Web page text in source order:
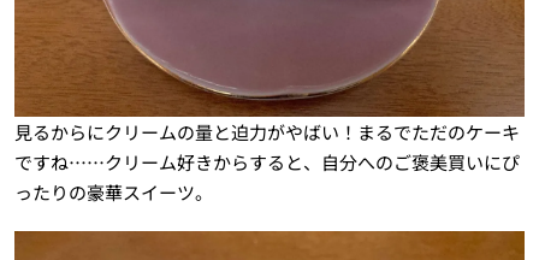
見るからにクリームの量と迫力がやばい！まるでただのケーキ
ですね……クリーム好きからすると、自分へのご褒美買いにぴ
ったりの豪華スイーツ。